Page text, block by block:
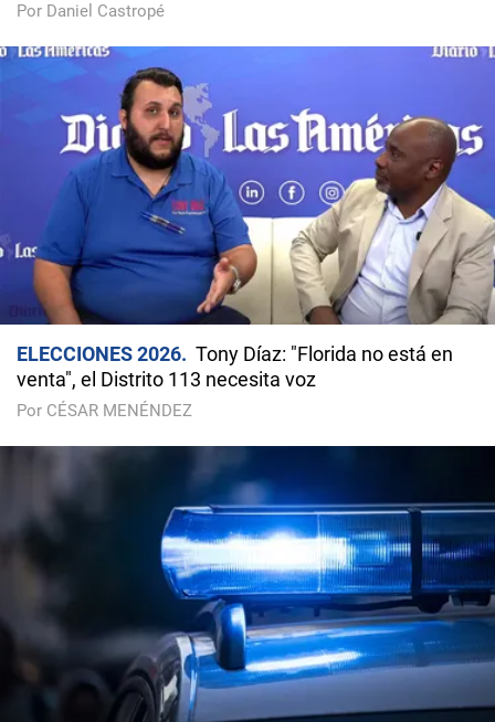
Por Daniel Castropé
ELECCIONES 2026
Tony Díaz: "Florida no está en
venta", el Distrito 113 necesita voz
Por CÉSAR MENÉNDEZ